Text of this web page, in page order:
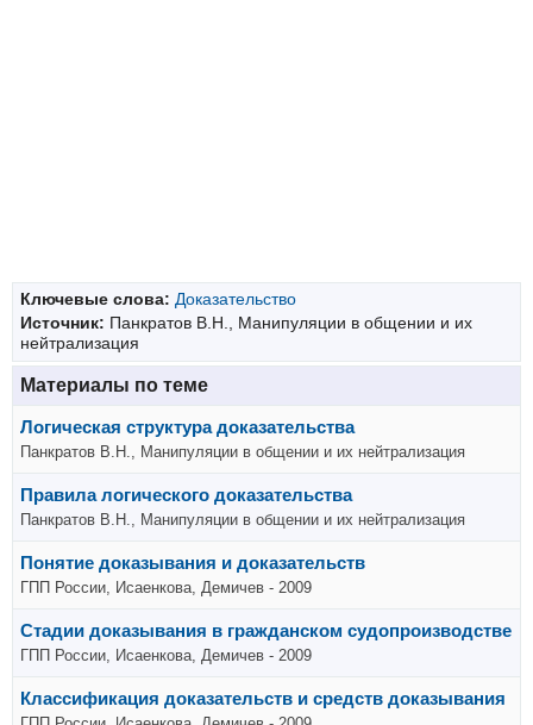
Ключевые слова: Доказательство
Источник: Панкратов В.Н., Манипуляции в общении и их
нейтрализация
Материалы по теме
Логическая структура доказательства
Панкратов В.Н., Манипуляции в общении и их нейтрализация
Правила логического доказательства
Панкратов В.Н., Манипуляции в общении и их нейтрализация
Понятие доказывания и доказательств
ГПП России, Исаенкова, Демичев - 2009
Стадии доказывания в гражданском судопроизводстве
ГПП России, Исаенкова, Демичев - 2009
Классификация доказательств и средств доказывания